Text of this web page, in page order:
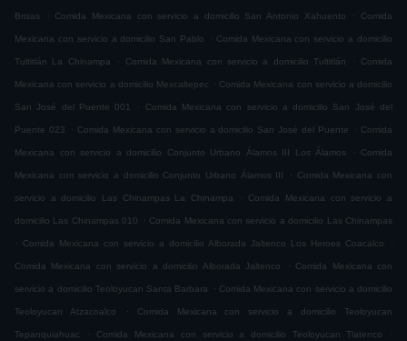
Brisas . Comida Mexicana con servicio a domicilio San Antonio Xahuento . Comida
Mexicana con servicio a domicilio San Pablo . Comida Mexicana con servicio a domicilio
Tultitlán La Chinampa . Comida Mexicana con servicio a domicilio Tultitlán . Comida
Mexicana con servicio a domicilio Mexcaltepec . Comida Mexicana con servicio a domicilio
San José del Puente 001 . Comida Mexicana con servicio a domicilio San José del
Puente 023 . Comida Mexicana con servicio a domicilio San José del Puente . Comida
Mexicana con servicio a domicilio Conjunto Urbano Álamos III Los Álamos . Comida
Mexicana con servicio a domicilio Conjunto Urbano Álamos III . Comida Mexicana con
servicio a domicilio Las Chinampas La Chinampa . Comida Mexicana con servicio a
domicilio Las Chinampas 010 . Comida Mexicana con servicio a domicilio Las Chinampas
.
Comida Mexicana con servicio a domicilio Alborada Jaltenco Los Heroes Coacalco .
Comida Mexicana con servicio a domicilio Alborada Jaltenco . Comida Mexicana con
servicio a domicilio Teoloyucan Santa Barbara . Comida Mexicana con servicio a domicilio
Teoloyucan Atzacoalco . Comida Mexicana con servicio a domicilio Teoloyucan
Tepanquiahuac . Comida Mexicana con servicio a domicilio Teoloyucan Tlatenco .